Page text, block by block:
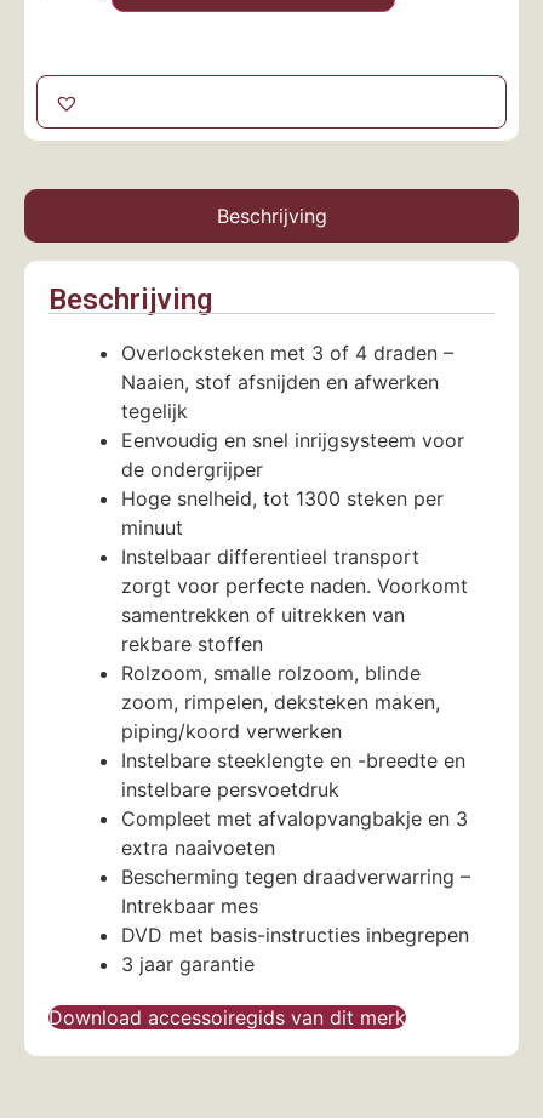
Beschrijving
Beschrijving
Overlocksteken met 3 of 4 draden –
Naaien, stof afsnijden en afwerken
tegelijk
Eenvoudig en snel inrijgsysteem voor
de ondergrijper
Hoge snelheid, tot 1300 steken per
minuut
Instelbaar differentieel transport
zorgt voor perfecte naden. Voorkomt
samentrekken of uitrekken van
rekbare stoffen
Rolzoom, smalle rolzoom, blinde
zoom, rimpelen, deksteken maken,
piping/koord verwerken
Instelbare steeklengte en -breedte en
instelbare persvoetdruk
Compleet met afvalopvangbakje en 3
extra naaivoeten
Bescherming tegen draadverwarring –
Intrekbaar mes
DVD met basis-instructies inbegrepen
3 jaar garantie
Download accessoiregids van dit merk